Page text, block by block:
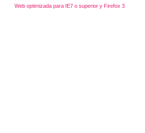
Web optimizada para IE7 o superior y Firefox 3